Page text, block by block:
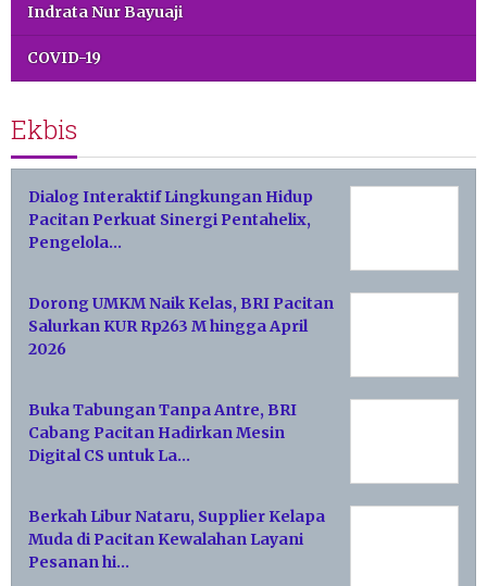
Indrata Nur Bayuaji
COVID-19
Ekbis
Dialog Interaktif Lingkungan Hidup
Pacitan Perkuat Sinergi Pentahelix,
Pengelola…
Dorong UMKM Naik Kelas, BRI Pacitan
Salurkan KUR Rp263 M hingga April
2026
Buka Tabungan Tanpa Antre, BRI
Cabang Pacitan Hadirkan Mesin
Digital CS untuk La…
Berkah Libur Nataru, Supplier Kelapa
Muda di Pacitan Kewalahan Layani
Pesanan hi…